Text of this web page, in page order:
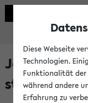
Jetzt und in
Diese Webseite
Technologien.
Funktionalität der
während andere
Erfahrung zu